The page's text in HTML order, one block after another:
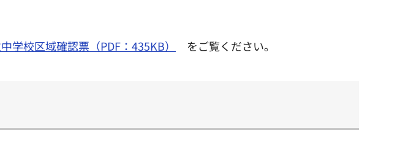
学校区域確認票（PDF：435KB） をご覧ください。